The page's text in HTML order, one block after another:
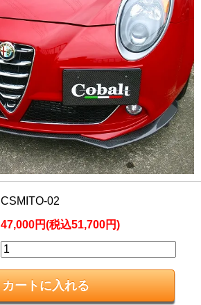
CSMITO-02
47,000円(税込51,700円)